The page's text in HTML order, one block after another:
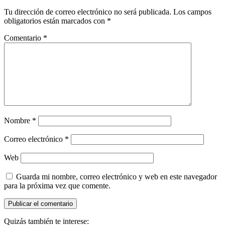
Tu dirección de correo electrónico no será publicada. Los campos
obligatorios están marcados con *
Comentario *
Nombre *
Correo electrónico *
Web
Guarda mi nombre, correo electrónico y web en este navegador
para la próxima vez que comente.
Quizás también te interese: